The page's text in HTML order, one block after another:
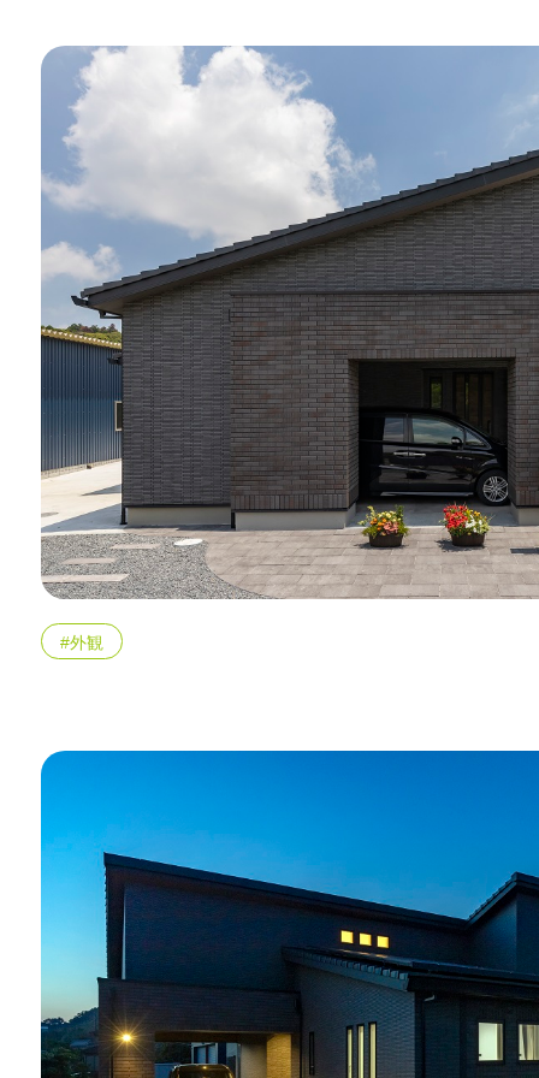
HOME の BEST
エリア限定商品
#外観